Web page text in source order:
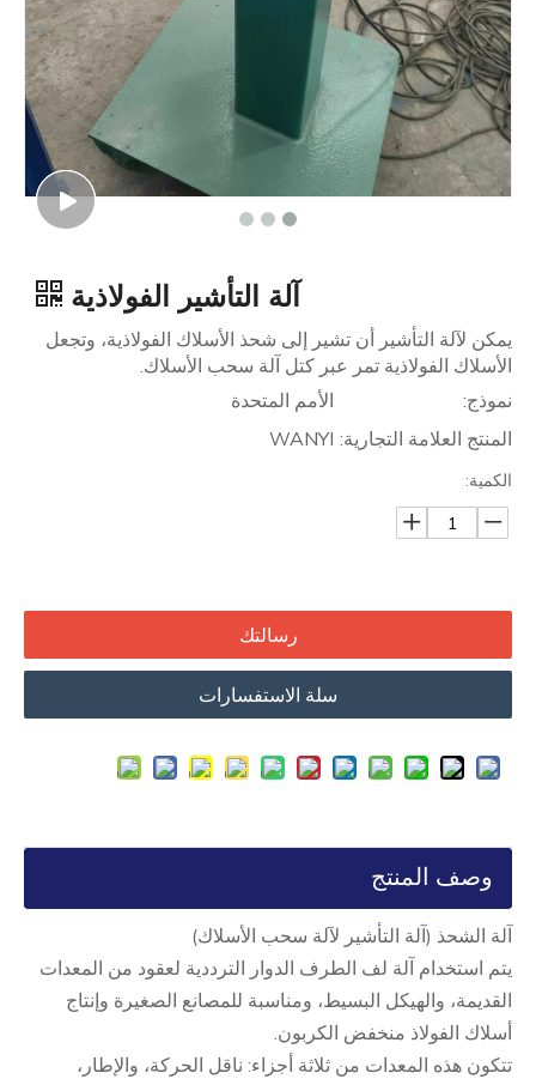
آلة التأشير الفولاذية
يمكن لآلة التأشير أن تشير إلى شحذ الأسلاك الفولاذية، وتجعل
الأسلاك الفولاذية تمر عبر كتل آلة سحب الأسلاك.
نموذج:
الأمم المتحدة
المنتج العلامة التجارية: WANYI
الكمية:
رسالتك
سلة الاستفسارات
وصف المنتج
آلة الشحذ (آلة التأشير لآلة سحب الأسلاك)
يتم استخدام آلة لف الطرف الدوار الترددية لعقود من المعدات
القديمة، والهيكل البسيط، ومناسبة للمصانع الصغيرة وإنتاج
أسلاك الفولاذ منخفض الكربون.
تتكون هذه المعدات من ثلاثة أجزاء: ناقل الحركة، والإطار،